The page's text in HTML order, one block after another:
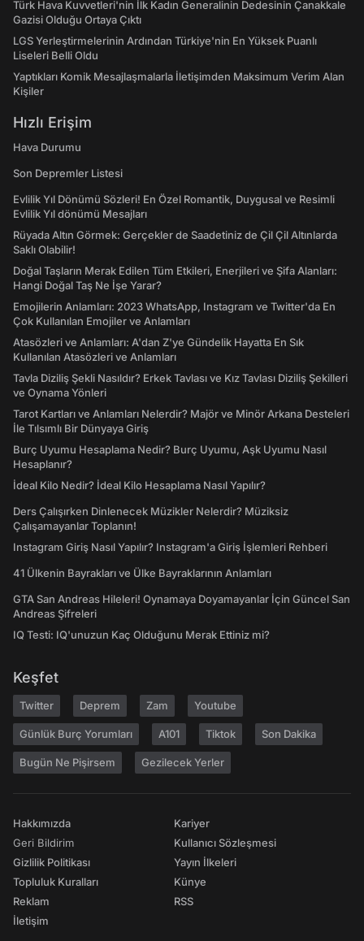
Türk Hava Kuvvetleri'nin İlk Kadın Generalinin Dedesinin Çanakkale
Gazisi Olduğu Ortaya Çıktı
LGS Yerleştirmelerinin Ardından Türkiye'nin En Yüksek Puanlı
Liseleri Belli Oldu
Yaptıkları Komik Mesajlaşmalarla İletişimden Maksimum Verim Alan
Kişiler
Hızlı Erişim
Hava Durumu
Son Depremler Listesi
Evlilik Yıl Dönümü Sözleri! En Özel Romantik, Duygusal ve Resimli
Evlilik Yıl dönümü Mesajları
Rüyada Altın Görmek: Gerçekler de Saadetiniz de Çil Çil Altınlarda
Saklı Olabilir!
Doğal Taşların Merak Edilen Tüm Etkileri, Enerjileri ve Şifa Alanları:
Hangi Doğal Taş Ne İşe Yarar?
Emojilerin Anlamları: 2023 WhatsApp, Instagram ve Twitter'da En
Çok Kullanılan Emojiler ve Anlamları
Atasözleri ve Anlamları: A'dan Z'ye Gündelik Hayatta En Sık
Kullanılan Atasözleri ve Anlamları
Tavla Diziliş Şekli Nasıldır? Erkek Tavlası ve Kız Tavlası Diziliş Şekilleri
ve Oynama Yönleri
Tarot Kartları ve Anlamları Nelerdir? Majör ve Minör Arkana Desteleri
İle Tılsımlı Bir Dünyaya Giriş
Burç Uyumu Hesaplama Nedir? Burç Uyumu, Aşk Uyumu Nasıl
Hesaplanır?
İdeal Kilo Nedir? İdeal Kilo Hesaplama Nasıl Yapılır?
Ders Çalışırken Dinlenecek Müzikler Nelerdir? Müziksiz
Çalışamayanlar Toplanın!
Instagram Giriş Nasıl Yapılır? Instagram'a Giriş İşlemleri Rehberi
41 Ülkenin Bayrakları ve Ülke Bayraklarının Anlamları
GTA San Andreas Hileleri! Oynamaya Doyamayanlar İçin Güncel San
Andreas Şifreleri
IQ Testi: IQ'unuzun Kaç Olduğunu Merak Ettiniz mi?
Keşfet
Twitter Deprem Zam Youtube
Günlük Burç Yorumları A101 Tiktok Son Dakika
Bugün Ne Pişirsem Gezilecek Yerler
Hakkımızda
Geri Bildirim
Gizlilik Politikası
Topluluk Kuralları
Reklam
İletişim
Kariyer
Kullanıcı Sözleşmesi
Yayın İlkeleri
Künye
RSS